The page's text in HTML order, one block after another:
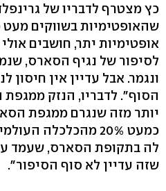
כץ מצטרף לדבריו של
שהאופטימיות בשווקים
אופטימיות יתר, חושבים
לסיפור של נגיף הסארס,
ונגמר. אבל עדיין אין חיסון
הסוף". לדבריו, הנזק
יותר מזה שנגרם ממגפת
כמעט 20% מהכלכלה
שזה עדיין לא סוף הסיפור".